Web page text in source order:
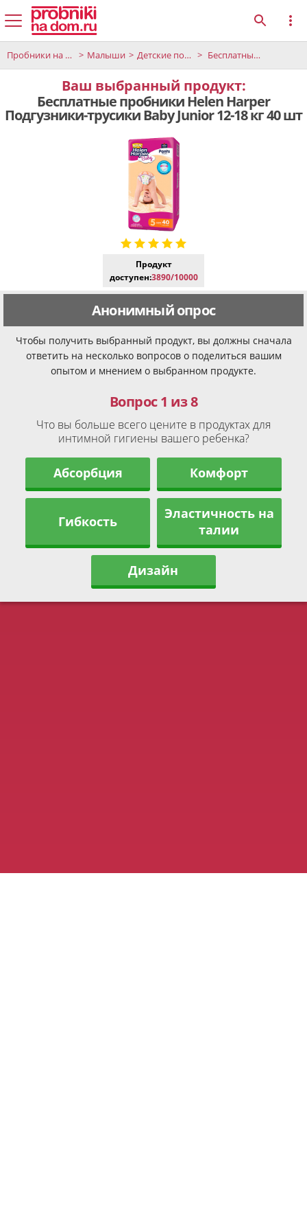
Пробники на дом Малыши Детские подгузники и салфетки Бесплатные пробники Helen Harper Подгузники-трусики Baby Junior 12-18 кг 40 шт
Ваш выбранный продукт:
Бесплатные пробники Helen Harper
Подгузники-трусики Baby Junior 12-18 кг 40 шт
Продукт
доступен:3890/10000
Анонимный опрос
Чтобы получить выбранный продукт, вы должны сначала
ответить на несколько вопросов о поделиться вашим
опытом и мнением о выбранном продукте.
Вопрос 1 из 8
Что вы больше всего цените в продуктах для
интимной гигиены вашего ребенка?
Абсорбция Комфорт
Гибкость
Эластичность на
талии
Дизайн